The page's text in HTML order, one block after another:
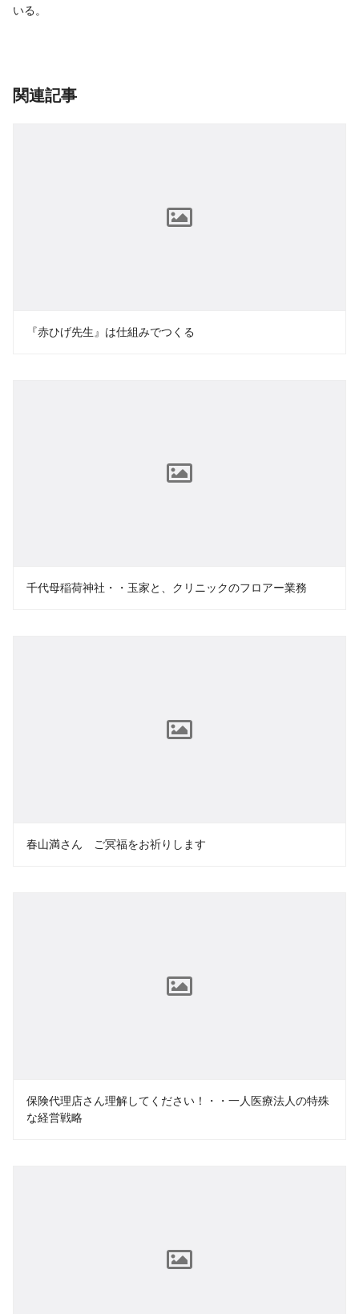
いる。
関連記事
『赤ひげ先生』は仕組みでつくる
千代母稲荷神社・・玉家と、クリニックのフロアー業務
春山満さん ご冥福をお祈りします
保険代理店さん理解してください！・・一人医療法人の特殊
な経営戦略